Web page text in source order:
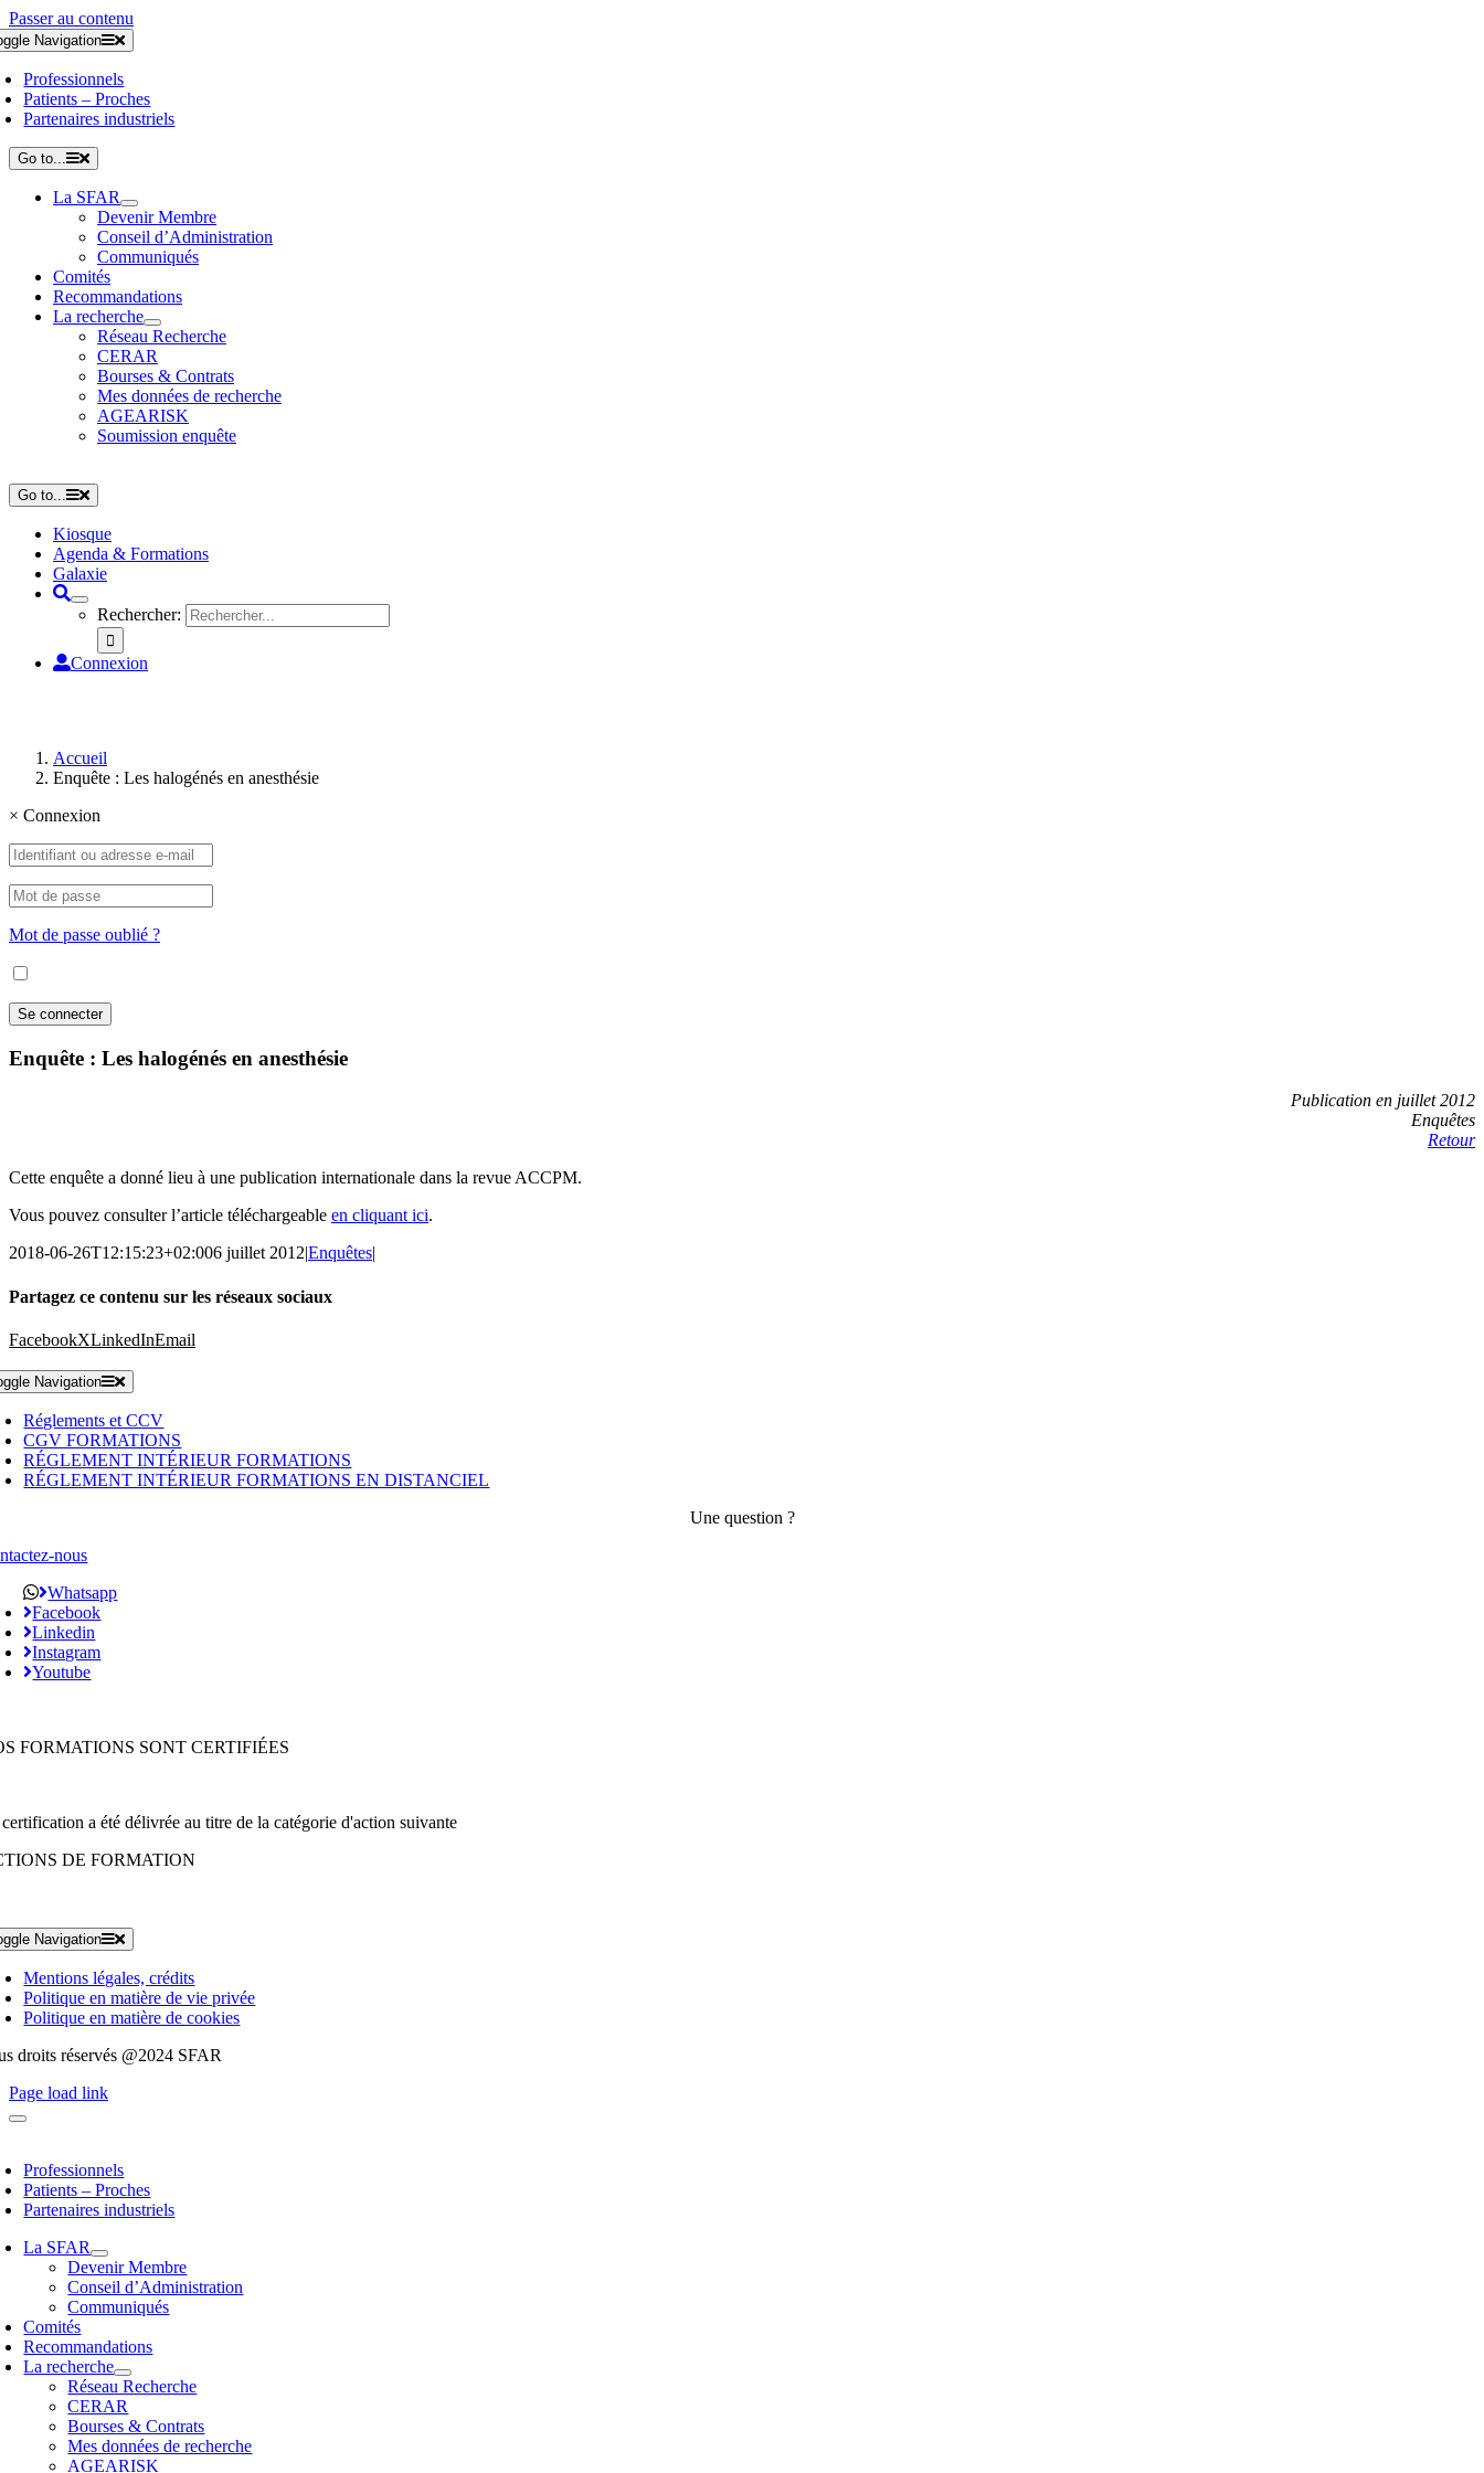
Passer au contenu
Navigation
Professionnels
Patients – Proches
Partenaires industriels
Go to...
La SFAR
Devenir Membre
Conseil d’Administration
Communiqués
Comités
Recommandations
La recherche
Réseau Recherche
CERAR
Bourses & Contrats
Mes données de recherche
AGEARISK
Soumission enquête
Go to...
Kiosque
Agenda & Formations
Galaxie
Rechercher:
Connexion
Accueil
Enquête : Les halogénés en anesthésie
× Connexion
Mot de passe oublié ?
Enquête : Les halogénés en anesthésie
Publication en juillet 2012
Enquêtes
Retour
Cette enquête a donné lieu à une publication internationale dans la revue ACCPM.
Vous pouvez consulter l’article téléchargeable en cliquant ici.
2018-06-26T12:15:23+02:006 juillet 2012|Enquêtes|
Partagez ce contenu sur les réseaux sociaux
FacebookXLinkedInEmail
Navigation
Réglements et CCV
CGV FORMATIONS
RÉGLEMENT INTÉRIEUR FORMATIONS
RÉGLEMENT INTÉRIEUR FORMATIONS EN DISTANCIEL
Une question ?
nous
Whatsapp
Facebook
Linkedin
Instagram
Youtube
FORMATIONS SONT CERTIFIÉES
a été délivrée au titre de la catégorie d'action suivante
DE FORMATION
Navigation
Mentions légales, crédits
Politique en matière de vie privée
Politique en matière de cookies
droits réservés @2024 SFAR
Page load link
Professionnels
Patients – Proches
Partenaires industriels
La SFAR
Devenir Membre
Conseil d’Administration
Communiqués
Comités
Recommandations
La recherche
Réseau Recherche
CERAR
Bourses & Contrats
Mes données de recherche
AGEARISK